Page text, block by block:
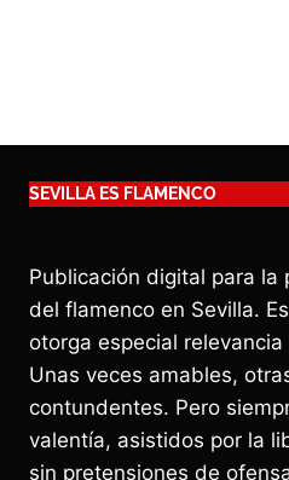
SEVILLA ES FLAMENCO
Publicación digital para la
del flamenco en Sevilla.
otorga especial
Unas veces amables,
contundentes. Pero
valentía, asistidos por la
sin pretensiones de